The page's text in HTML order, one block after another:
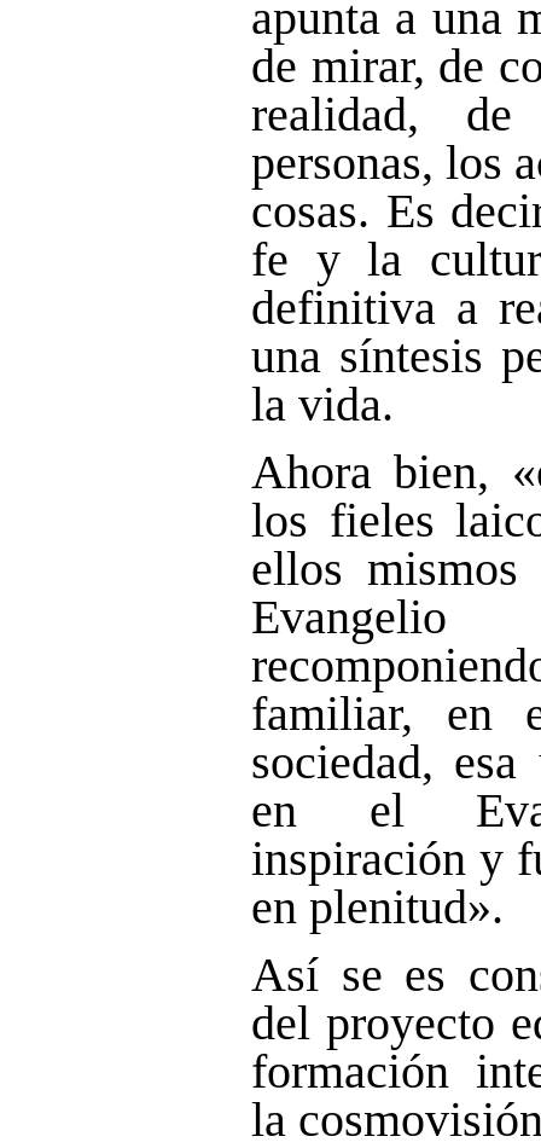
apunta a una
de mirar, de
realidad,
personas, los
cosas. Es
fe y la
definitiva a
una síntesis
la vida.
Ahora bien,
los fieles
ellos
familiar, en
sociedad,
en el
inspiración y
en plenitud».
Así se es
del proyecto
formación
la